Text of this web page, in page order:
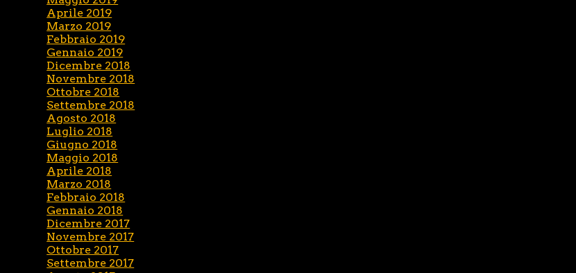
Aprile 2019
Marzo 2019
Febbraio 2019
Gennaio 2019
Dicembre 2018
Novembre 2018
Ottobre 2018
Settembre 2018
Agosto 2018
Luglio 2018
Giugno 2018
Maggio 2018
Aprile 2018
Marzo 2018
Febbraio 2018
Gennaio 2018
Dicembre 2017
Novembre 2017
Ottobre 2017
Settembre 2017